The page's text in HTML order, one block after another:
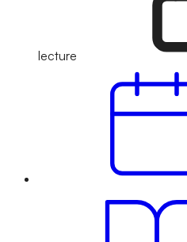
lecture